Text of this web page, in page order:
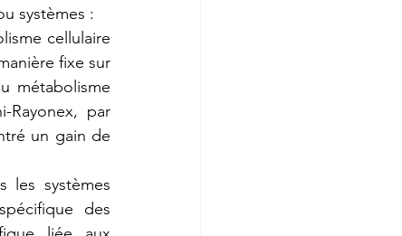
systèmes :
cellulaire
fixe sur
métabolisme
Rayonex, par
un gain de
les systèmes
des